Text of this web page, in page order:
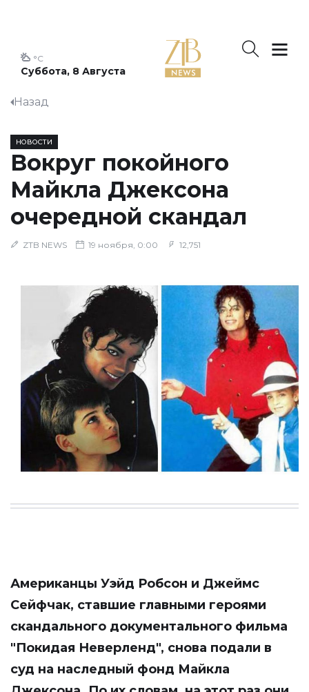
Суббота, 8 Августа
°C
Назад
НОВОСТИ
Вокруг покойного
Майкла Джексона
очередной скандал
ZTB NEWS 19 ноября, 0:00 12,751
Американцы Уэйд Робсон и Джеймс
Сейфчак, ставшие главными героями
скандального документального фильма
"Покидая Неверленд", снова подали в
суд на наследный фонд Майкла